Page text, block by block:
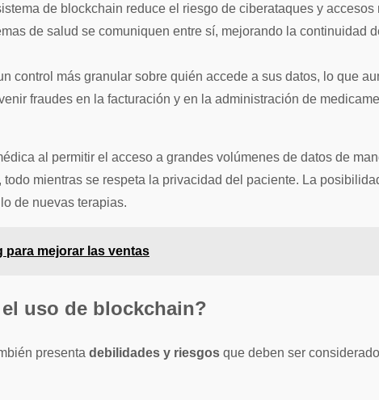
de blockchain reduce el riesgo de ciberataques y
de salud se comuniquen entre sí, mejorando la continuidad
control más granular sobre quién accede a sus datos, lo que
fraudes en la facturación y en la administración de
al permitir el acceso a grandes volúmenes de datos de
mientras se respeta la privacidad del paciente. La
de nuevas terapias.
para mejorar las ventas
uso de blockchain?
presenta debilidades y riesgos que deben ser